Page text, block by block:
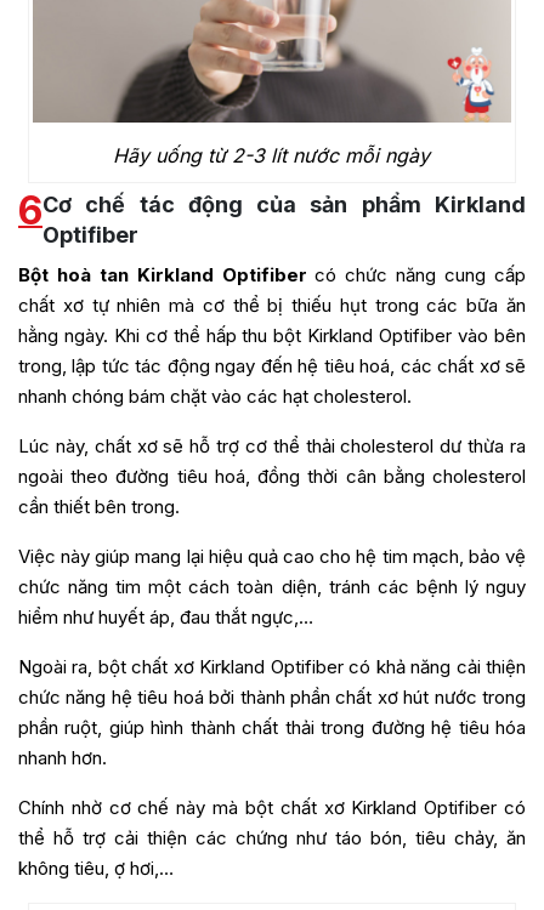
Hãy uống từ 2-3 lít nước mỗi ngày
6Cơ chế tác động của sản phẩm Kirkland
Optifiber
Bột hoà tan Kirkland Optifiber có chức năng cung cấp
chất xơ tự nhiên mà cơ thể bị thiếu hụt trong các bữa ăn
hằng ngày. Khi cơ thể hấp thu bột Kirkland Optifiber vào bên
trong, lập tức tác động ngay đến hệ tiêu hoá, các chất xơ sẽ
nhanh chóng bám chặt vào các hạt cholesterol.
Lúc này, chất xơ sẽ hỗ trợ cơ thể thải cholesterol dư thừa ra
ngoài theo đường tiêu hoá, đồng thời cân bằng cholesterol
cần thiết bên trong.
Việc này giúp mang lại hiệu quả cao cho hệ tim mạch, bảo vệ
chức năng tim một cách toàn diện, tránh các bệnh lý nguy
hiểm như huyết áp, đau thắt ngực,…
Ngoài ra, bột chất xơ Kirkland Optifiber có khả năng cải thiện
chức năng hệ tiêu hoá bởi thành phần chất xơ hút nước trong
phần ruột, giúp hình thành chất thải trong đường hệ tiêu hóa
nhanh hơn.
Chính nhờ cơ chế này mà bột chất xơ Kirkland Optifiber có
thể hỗ trợ cải thiện các chứng như táo bón, tiêu chảy, ăn
không tiêu, ợ hơi,…